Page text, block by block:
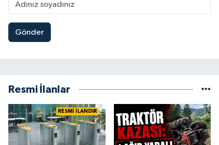
Gönder
Resmi İlanlar
RESMİ İLANDIR